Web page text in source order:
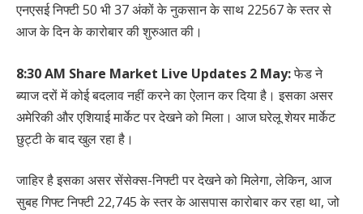
एनएसई निफ्टी 50 भी 37 अंकों के नुकसान के साथ 22567 के स्तर से
आज के दिन के कारोबार की शुरुआत की।
8:30 AM Share Market Live Updates 2 May:फेड ने
ब्याज दरों में कोई बदलाव नहीं करने का ऐलान कर दिया है। इसका असर
अमेरिकी और एशियाई मार्केट पर देखने को मिला। आज घरेलू शेयर मार्केट
छुट्टी के बाद खुल रहा है।
जाहिर है इसका असर सेंसेक्स-निफ्टी पर देखने को मिलेगा, लेकिन, आज
सुबह गिफ्ट निफ्टी 22,745 के स्तर के आसपास कारोबार कर रहा था, जो